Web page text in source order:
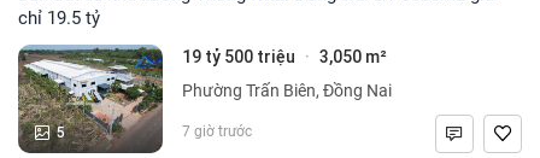
chỉ 19.5 tỷ
5
19 tỷ 500 triệu · 3,050 m²
Phường Trấn Biên, Đồng Nai
7 giờ trước